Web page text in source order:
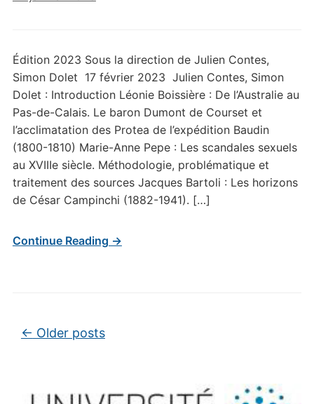
Édition 2023 Sous la direction de Julien Contes,
Simon Dolet 17 février 2023 Julien Contes, Simon
Dolet : Introduction Léonie Boissière : De l’Australie au
Pas-de-Calais. Le baron Dumont de Courset et
l’acclimatation des Protea de l’expédition Baudin
(1800-1810) Marie-Anne Pepe : Les scandales sexuels
au XVIIIe siècle. Méthodologie, problématique et
traitement des sources Jacques Bartoli : Les horizons
de César Campinchi (1882-1941). […]
Continue Reading →
Post navigation
← Older posts